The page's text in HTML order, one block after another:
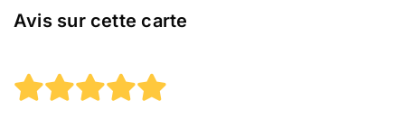
Avis sur cette carte